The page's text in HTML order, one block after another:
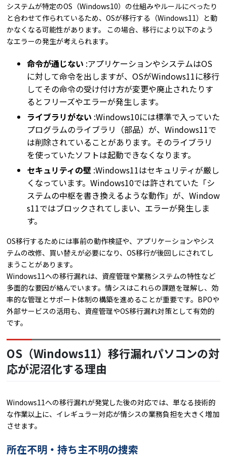
システムが特定のOS（Windows10）の仕組みやルールにべったり
と合わせて作られているため、OSが移行する（Windows11）と動
かなくなる可能性があります。 この場合、移行により以下のよう
なエラーの発生が考えられます。
命令が通じない :アプリケーションやシステムはOS
に対して命令を出しますが、OSがWindows11に移行
してその命令の受け付け方が変更や廃止されたりす
るとフリーズやエラーが発生します。
ライブラリがない :Windows10には標準で入っていた
プログラムのライブラリ（部品）が、Windows11で
は削除されていることがあります。そのライブラリ
を使っていたソフトは起動できなくなります。
セキュリティの壁 :Windows11はセキュリティが厳し
くなっています。Windows10では許されていた「シ
ステムの中枢を書き換えるような動作」が、Window
s11ではブロックされてしまい、エラーが発生しま
す。
OS移行するためには事前の動作検証や、アプリケーションやシス
テムの改修、買い替えが必要になり、OS移行が後回しにされてし
まうことがあります。
Windows11への移行漏れは、資産管理や業務システムの特性など
多面的な要因が絡んでいます。情シスはこれらの課題を理解し、効
率的な管理とサポート体制の構築を進めることが重要です。BPOや
外部サービスの活用も、資産管理やOS移行漏れ対策として有効的
です。
OS（Windows11）移行漏れパソコンの対
応が泥沼化する理由
Windows11への移行漏れが発覚した後の対応では、単なる技術的
な作業以上に、イレギュラー対応が情シスの業務負担を大きく増加
させます。
所在不明・持ち主不明の捜索